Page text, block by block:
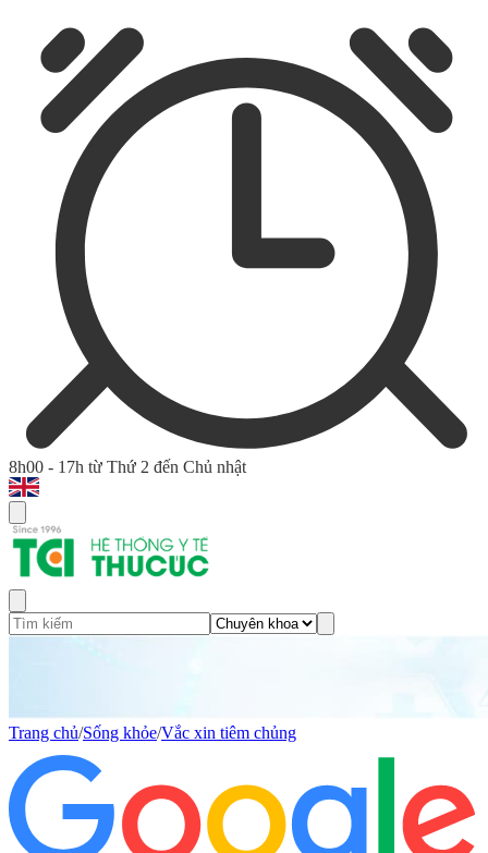
8h00 - 17h từ Thứ 2 đến Chủ nhật
Trang chủ/Sống khỏe/Vắc xin tiêm chủng